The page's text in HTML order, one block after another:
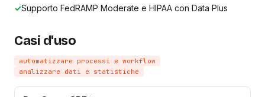
✓Supporto FedRAMP Moderate e HIPAA con Data Plus
Casi d'uso
automatizzare processi e workflow
analizzare dati e statistiche